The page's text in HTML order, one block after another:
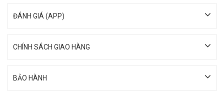
ĐÁNH GIÁ (APP)
CHÍNH SÁCH GIAO HÀNG
BẢO HÀNH